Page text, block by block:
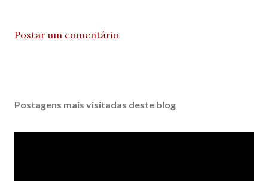
Postar um comentário
Postagens mais visitadas deste blog